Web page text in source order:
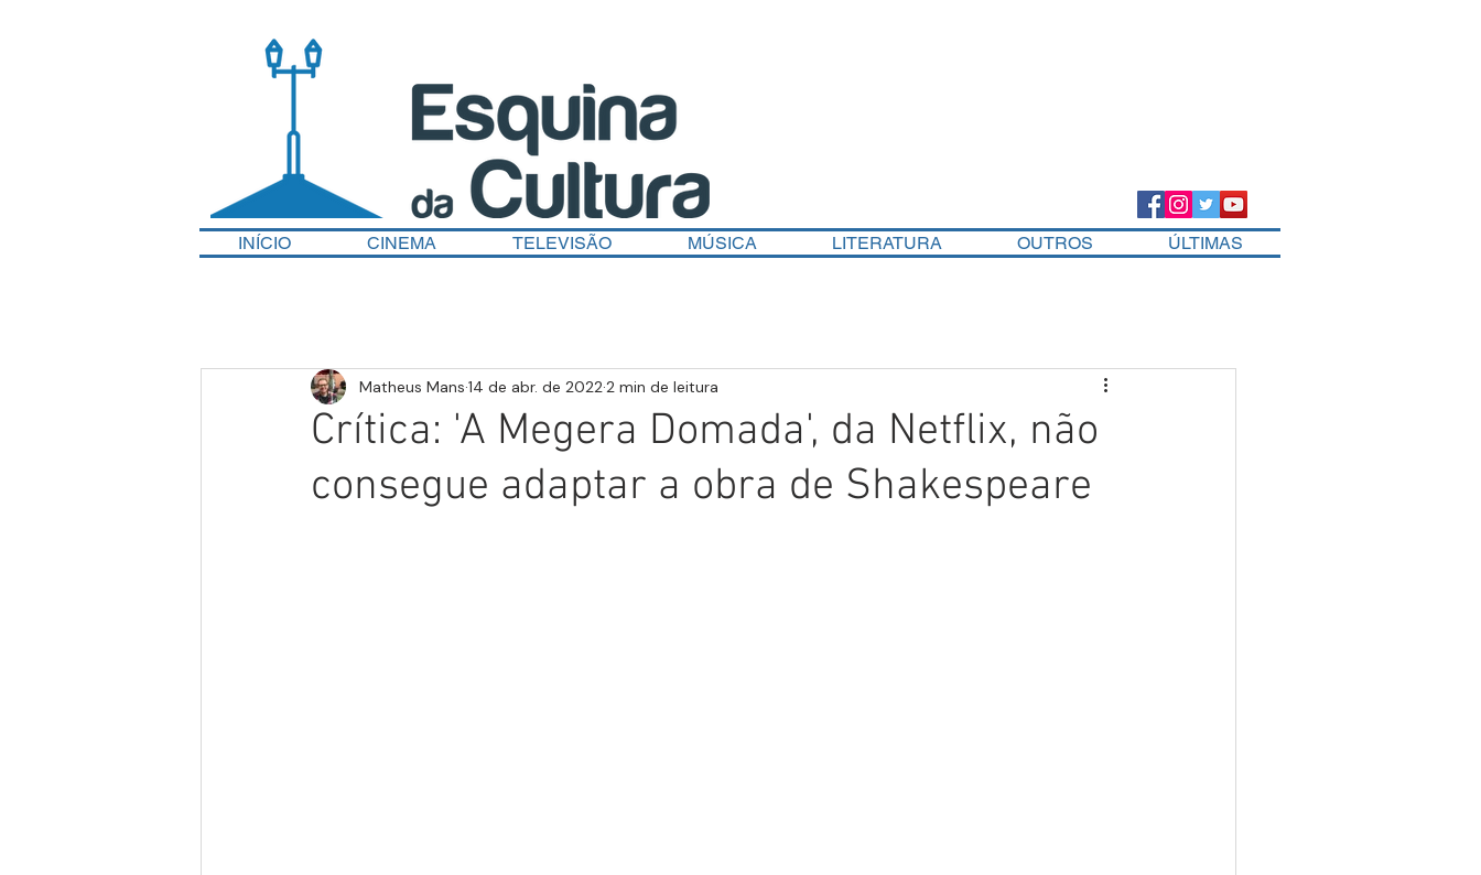
INÍCIO CINEMA TELEVISÃO MÚSICA LITERATURA OUTROS ÚLTIMAS
Crítica: 'A Megera Domada', da Netflix, não
consegue adaptar a obra de Shakespeare
Matheus Mans 14 de abr. de 2022 2 min de leitura